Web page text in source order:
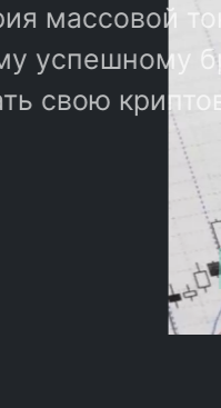
или
выгодно